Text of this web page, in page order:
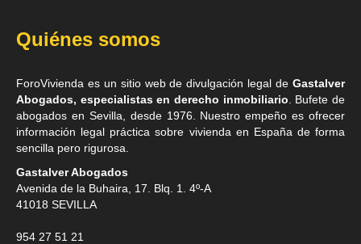
Quiénes somos
ForoVivienda es un sitio web de divulgación legal de Gastalver
Abogados, especialistas en derecho inmobiliario . Bufete de
abogados en Sevilla , desde 1976. Nuestro empeño es ofrecer
información legal práctica sobre vivienda en España de forma
sencilla pero rigurosa.
Gastalver Abogados
Avenida de la Buhaira, 17. Blq. 1. 4º-A
41018 SEVILLA
954 27 51 21